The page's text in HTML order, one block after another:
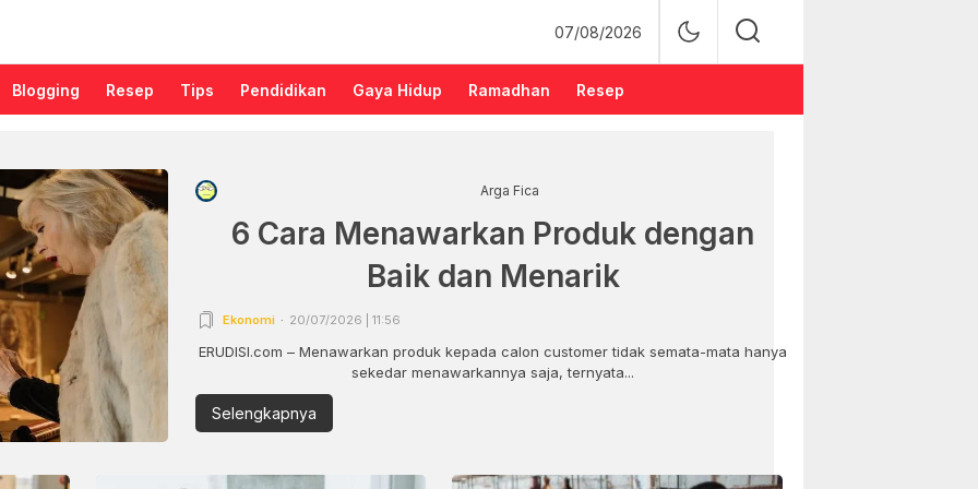
07/08/2026
Blogging Resep Tips Pendidikan Gaya Hidup Ramadhan Resep
Arga Fica
6 Cara Menawarkan Produk dengan
Baik dan Menarik
Ekonomi 20/07/2026 | 11:56
ERUDISI.com – Menawarkan produk kepada calon customer tidak semata-mata hanya
sekedar menawarkannya saja, ternyata...
Selengkapnya